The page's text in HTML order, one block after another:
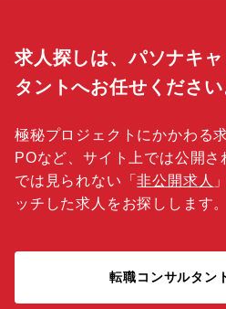
求人探しは、パソナキ
タントへお任せください
極秘プロジェクトにかかわる
POなど、サイト上では公開さ
では見られない「非公開求人
ッチした求人をお探しします。
転職コンサルタン